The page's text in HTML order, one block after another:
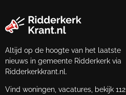
Altijd op de hoogte van het laatste
nieuws in gemeente Ridderkerk via
Ridderkerkkrant.nl.
Vind woningen, vacatures, bekijk 112